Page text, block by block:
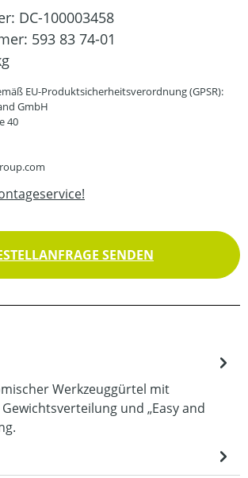
DC-100003458
593 83 74-01
EU-Produktsicherheitsverordnung (GPSR):
GmbH
40
SENDEN
Werkzeuggürtel mit
und „Easy and